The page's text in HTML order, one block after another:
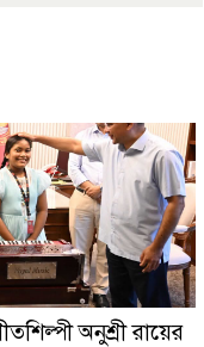
অনুশ্রী রায়ের